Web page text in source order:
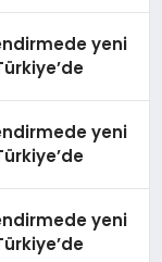
yeni
yeni
yeni